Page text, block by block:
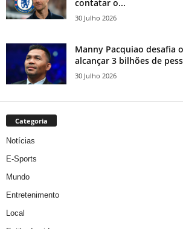
contatar o...
30 Julho 2026
Manny Pacquiao desafia
alcançar 3 bilhões de
30 Julho 2026
Categoria
Notícias
E-Sports
Mundo
Entretenimento
Local